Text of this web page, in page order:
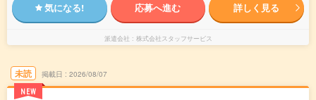
気になる! 応募へ進む 詳しく見る
派遣会社 株式会社スタッフサービス
未読
NEW
掲載日 2026/08/07